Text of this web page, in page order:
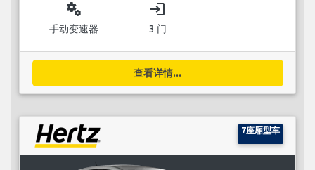
miscellaneous_services
手动变速器
login
3 门
查看详情...
7座厢型车